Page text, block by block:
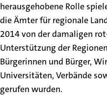
herausgehobene Rolle
die Ämter für regionale
2014 von der damaligen
Unterstützung der
Bürgerinnen und Bürger,
Universitäten, Verbände
gerufen wurden.